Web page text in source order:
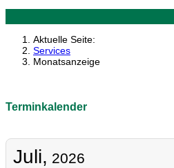
Aktuelle Seite:
Services
Monatsanzeige
Terminkalender
Juli, 2026